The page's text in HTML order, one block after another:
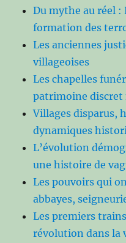
Du mythe au réel :
formation des
Les anciennes
villageoises
Les chapelles
patrimoine discret
Villages disparus,
dynamiques
L’évolution
une histoire de
Les pouvoirs qui
abbayes,
Les premiers
révolution dans la